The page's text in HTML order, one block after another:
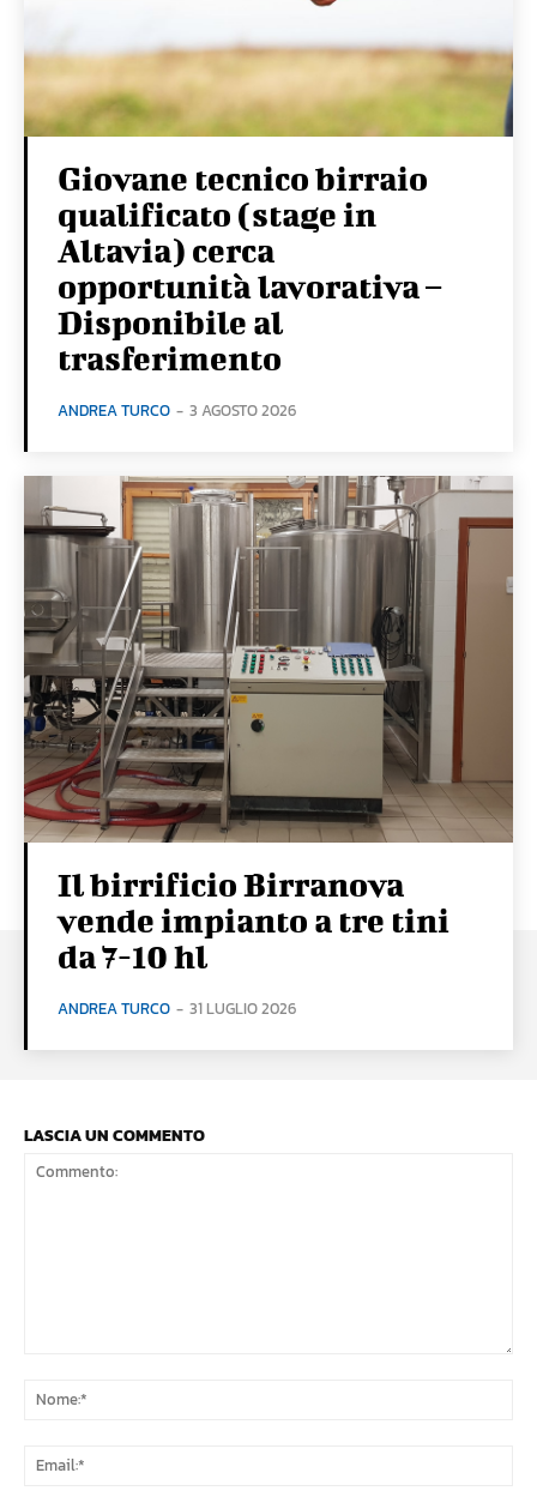
Giovane tecnico birraio
qualificato (stage in
Altavia) cerca
opportunità lavorativa –
Disponibile al
trasferimento
ANDREA TURCO - 3 AGOSTO 2026
Il birrificio Birranova
vende impianto a tre tini
da 7-10 hl
ANDREA TURCO - 31 LUGLIO 2026
LASCIA UN COMMENTO